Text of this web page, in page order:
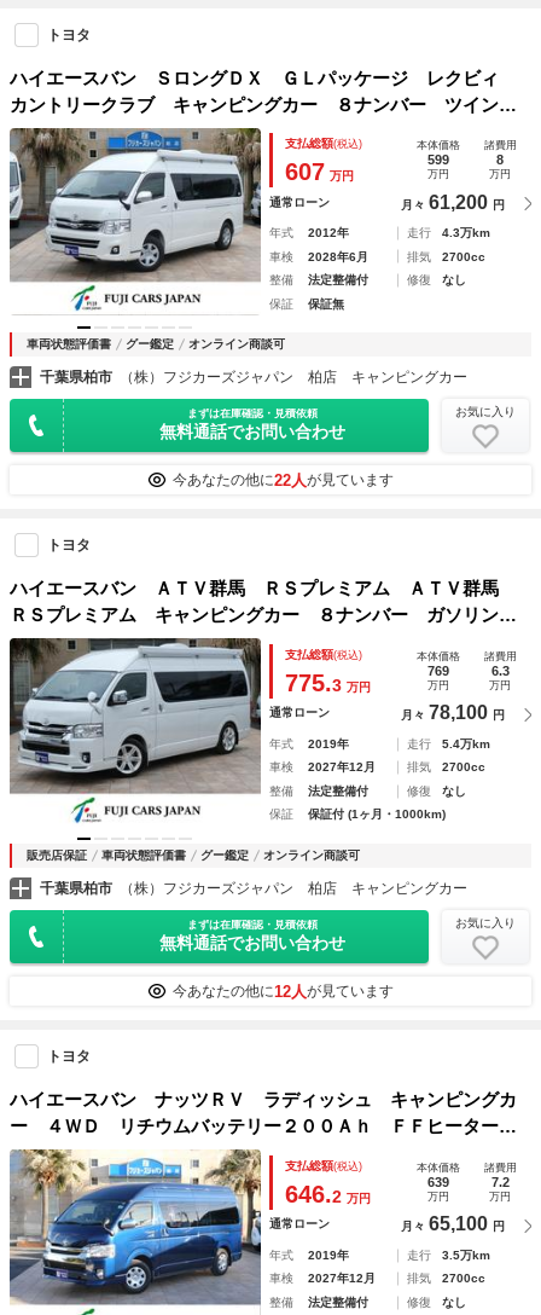
トヨタ
ハイエースバン ＳロングＤＸ ＧＬパッケージ レクビィ
カントリークラブ キャンピングカー ８ナンバー ツインサ
ブバッテリー １５００Ｗインバーター マックスファン Ｆ
Ｆヒーター テレビ 冷蔵庫 オーニング ガソリン４ＷＤ
走行充電 外部充電
支払総額(税込)
607 万円
本体価格
599
万円
諸費用
8
万円
通常ローン 月々 61,200 円
年式 2012年 走行
4.3万km
車検
2028年6月 排気
2700cc
整備
法定整備付 修復
なし
保証
保証無
車両状態評価書 グー鑑定 オンライン商談可
千葉県柏市 （株）フジカーズジャパン 柏店 キャンピングカー
まずは在庫確認・見積依頼
無料通話でお問い合わせ
お気に入り
今あなたの他に22人が見ています
トヨタ
ハイエースバン ＡＴＶ群馬 ＲＳプレミアム ＡＴＶ群馬
ＲＳプレミアム キャンピングカー ８ナンバー ガソリン
４ＷＤ ツインサブバッテリー １５００Ｗインバーター 走
行充電 外部充電 マックスファン フィアマオーニング エ
バスＦＦヒーター
支払総額(税込)
775.3 万円
本体価格
769
万円
諸費用
6.3
万円
通常ローン 月々 78,100 円
年式 2019年 走行
5.4万km
車検
2027年12月 排気
2700cc
整備
法定整備付 修復
なし
保証
保証付 (1ヶ月・1000km)
販売店保証 車両状態評価書 グー鑑定 オンライン商談可
千葉県柏市 （株）フジカーズジャパン 柏店 キャンピングカー
まずは在庫確認・見積依頼
無料通話でお問い合わせ
お気に入り
今あなたの他に12人が見ています
トヨタ
ハイエースバン ナッツＲＶ ラディッシュ キャンピングカ
ー ４ＷＤ リチウムバッテリー２００Ａｈ ＦＦヒーター
ＣＴＥＫ走行充電器 １５００Ｗインバーター 外部充電器
ＤＣ冷蔵庫 シンク 電子レンジ 足廻り前後ユーアイ ８ナ
ンバー
支払総額(税込)
646.2 万円
本体価格
639
万円
諸費用
7.2
万円
通常ローン 月々 65,100 円
年式 2019年 走行
3.5万km
車検
2027年12月 排気
2700cc
整備
法定整備付 修復
なし